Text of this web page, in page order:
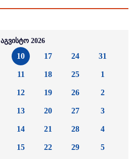
აგვისტო 2026
10
11
12
13
14
15
17
18
19
20
21
22
24
25
26
27
28
29
31
1
2
3
4
5